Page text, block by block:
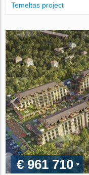
Temeltas project
€ 961 710